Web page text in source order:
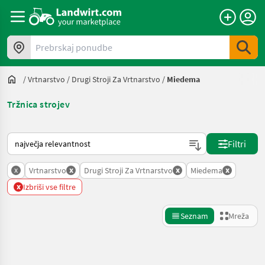
Prebrskaj ponudbe
/Vrtnarstvo / Drugi Stroji Za Vrtnarstvo / Miedema
Tržnica strojev
Tako je razvrščeno na Landwirt.com
Filtri
x Vrtnarstvo x Drugi Stroji Za Vrtnarstvo x Miedema x
x Izbriši vse filtre
Seznam Mreža